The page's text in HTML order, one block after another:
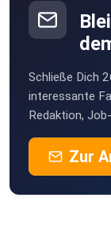
Folgende
ebenfalls
– Die Open
Frederic Linßen
und sein sehr zu
gäbe ein
Wundermittel...«:
https://
Schließe Dich
interessante
Redaktion,
Zur